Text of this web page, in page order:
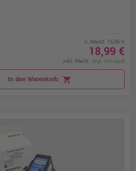
o. MwSt. 15,96 €
18,99 €
inkl. MwSt. zzgl. Versand
In den Warenkorb shopping_cart